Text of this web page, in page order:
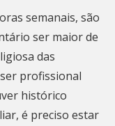
semanais, são
ser maior de
das
profissional
histórico
é preciso estar